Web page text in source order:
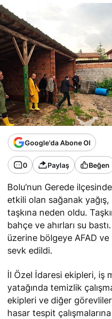
Google'da Abone Ol
0 Paylaş Beğen
Bolu’nun Gerede
etkili olan sağanak
taşkına neden oldu.
bahçe ve ahırları su
üzerine bölgeye AFAD
sevk edildi.
İl Özel İdaresi ekipleri, iş
yatağında temizlik
ekipleri ve diğer
hasar tespit çalışmalarına